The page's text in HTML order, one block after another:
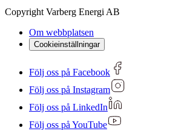
Copyright Varberg Energi AB
Om webbplatsen
Cookieinställningar
Följ oss på Facebook
Följ oss på Instagram
Följ oss på LinkedIn
Följ oss på YouTube